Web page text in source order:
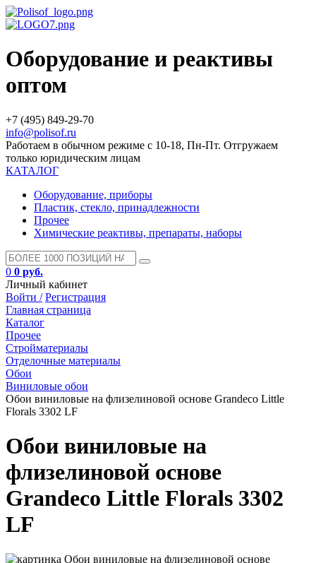
Оборудование и реактивы
оптом
+7 (495) 849-29-70
info@polisof.ru
Работаем в обычном режиме с 10-18, Пн-Пт. Отгружаем
только юридическим лицам
КАТАЛОГ
Оборудование, приборы
Пластик, стекло, принадлежности
Прочее
Химические реактивы, препараты, наборы
0 0 руб.
Личный кабинет
Войти / Регистрация
Главная страница
Каталог
Прочее
Стройматериалы
Отделочные материалы
Обои
Виниловые обои
Обои виниловые на флизелиновой основе Grandeco Little
Florals 3302 LF
Обои виниловые на
флизелиновой основе
Grandeco Little Florals 3302
LF